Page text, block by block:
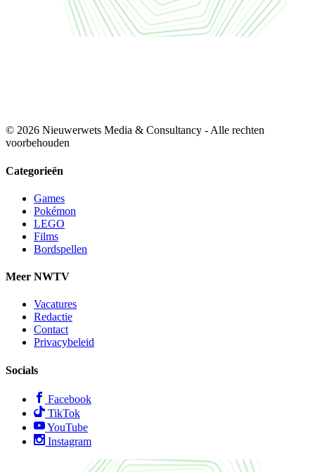
© 2026 Nieuwerwets Media & Consultancy - Alle rechten
voorbehouden
Categorieën
Games
Pokémon
LEGO
Films
Bordspellen
Meer NWTV
Vacatures
Redactie
Contact
Privacybeleid
Socials
Facebook
TikTok
YouTube
Instagram